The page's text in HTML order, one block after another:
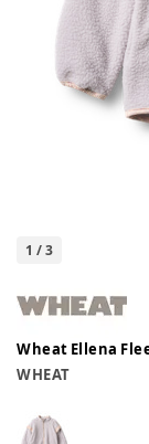
1 /3
Wheat Ellena
WHEAT